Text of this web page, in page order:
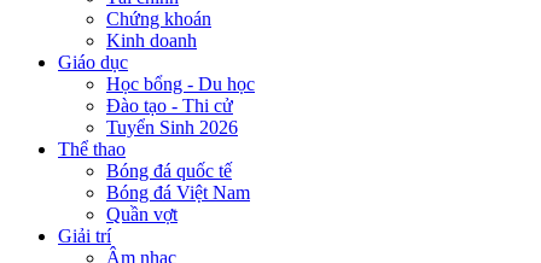
Chứng khoán
Kinh doanh
Giáo dục
Học bổng - Du học
Đào tạo - Thi cử
Tuyển Sinh 2026
Thể thao
Bóng đá quốc tế
Bóng đá Việt Nam
Quần vợt
Giải trí
Âm nhạc